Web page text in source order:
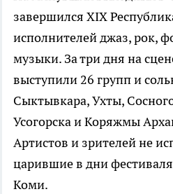
завершился XIX
исполнителей джаз, рок,
музыки. За три дня на
выступили 26 групп и
Сыктывкара, Ухты,
Усогорска и Коряжмы
Артистов и зрителей не
царившие в дни
Коми.